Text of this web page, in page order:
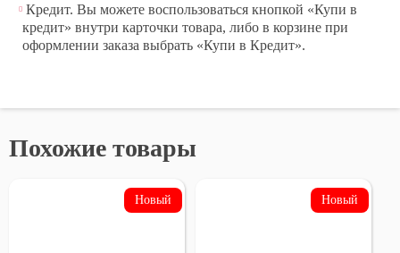
Кредит. Вы можете воспользоваться кнопкой «Купи в
кредит» внутри карточки товара, либо в корзине при
оформлении заказа выбрать «Купи в Кредит».
Похожие товары